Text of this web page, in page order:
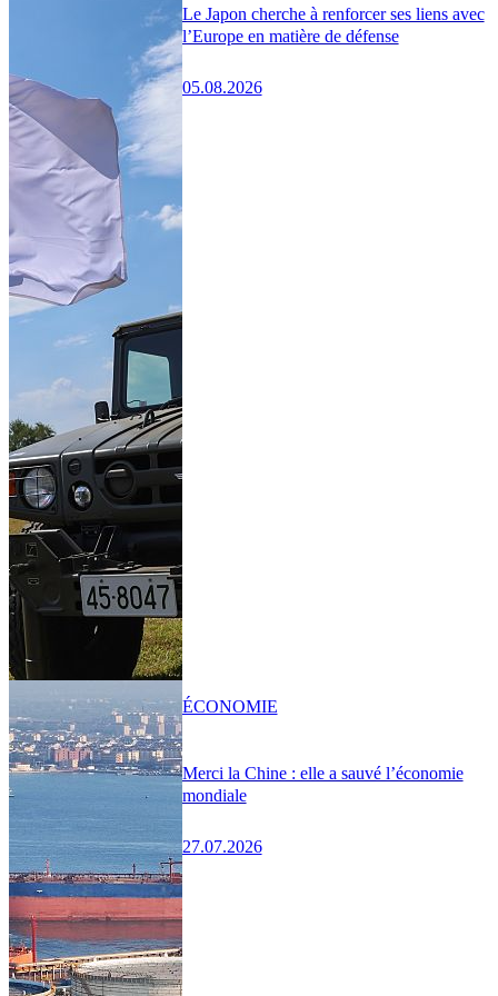
Le Japon cherche à renforcer ses liens avec
l’Europe en matière de défense
05.08.2026
Merci la Chine : elle a sauvé l’économie
mondiale
27.07.2026
ÉCONOMIE